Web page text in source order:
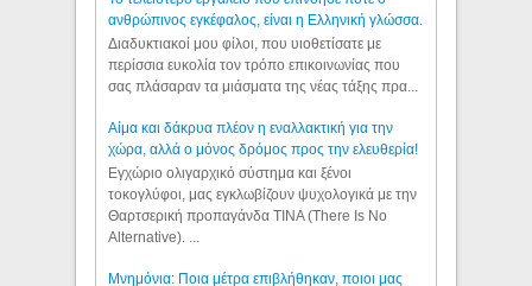
ανθρώπινος εγκέφαλος, είναι η Ελληνική γλώσσα.
Διαδυκτιακοί μου φίλοι, που υιοθετίσατε με
περίσσια ευκολία τον τρόπο επικοινωνίας που
σας πλάσαραν τα μιάσματα της νέας τάξης πρα...
Αίμα και δάκρυα πλέον η εναλλακτική για την
χώρα, αλλά ο μόνος δρόμος προς την ελευθερία!
Εγχώριο ολιγαρχικό σύστημα και ξένοι
τοκογλύφοι, μας εγκλωβίζουν ψυχολογικά με την
Θαρτσερική προπαγάνδα TINA (There Is No
Alternative). ...
Μνημόνια: Ποια μέτρα επιβλήθηκαν, ποιοι μας